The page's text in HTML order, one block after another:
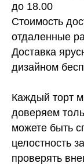
до 18.00
Стоимость
отдаленные
Доставка
дизайном
Каждый торт
доверяем
можете быть
целостность
проверять